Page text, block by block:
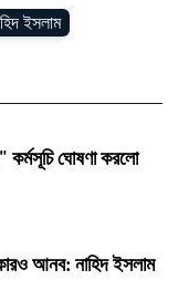
ইসলাম
ঘোষণা করলো
আনব: নাহিদ ইসলাম